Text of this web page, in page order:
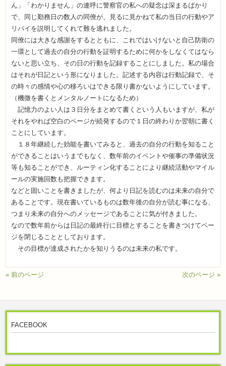
ん」「わかりません」の連呼に警察官の私への疑念は深まるばかり
で、同じ勤務日の数人の同僚が、見るに見かねて私の当日の行動やア
リバイを説明してくれて難を逃れました。
同僚には大きな感謝をするとともに、これではいけないと自己防衛の
一環として過去の自分の行動を証明するために何かをしなくてはなら
ないと思い立ち、その日の行動を記録することにしました。私の場合
はそれが日記という形になりました。記述する内容は行動記録で、そ
の時々の感情や心の移ろいはできる限り書かないようにしています。
（機微を書くとメンタルノートになるため）
記憶力のよい人は３日分をまとめて書くという人もいますが、私が
それをやれば空白のページが続発するので１日の終わりか翌朝に書く
ことにしています。
１８年継続した効能を書いてみると、過去の自分の行動を知ること
ができることはいうまでもなく、数年前のイベントや催事の準備状況
等も知ることができ、ルーティン化することにより継続活動やマイル
ールの実施回数も把握できます。
などと固いことを書きましたが、何より日記を読むのは未来の自分で
あることです。現在書いているものは数年後の自分が読む事になる、
つまり未来の自分へのメッセージであることに気が付きました。
なので数年前からは日記の最終行に目標とすることを書きつけてペー
ジを閉じることとしております。
その目標が達成されたかを知りうるのは未来の私です。
« 前のページ 次のページ »
FACEBOOK